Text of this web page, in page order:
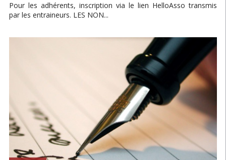
Pour les adhérents, inscription via le lien HelloAsso transmis
par les entraineurs. LES NON...